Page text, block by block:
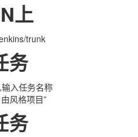
上
trunk
务
入任务名称
风格项目”
务